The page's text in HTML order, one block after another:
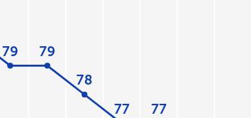
79 79
78
77
77